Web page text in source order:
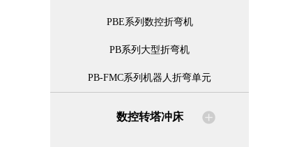
PBE系列数控折弯机
PB系列大型折弯机
PB-FMC系列机器人折弯单元
数控转塔冲床